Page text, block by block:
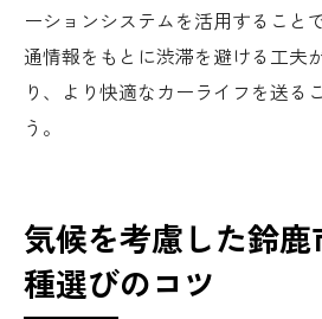
ーションシステムを活用すること
通情報をもとに渋滞を避ける工夫
り、より快適なカーライフを送る
う。
気候を考慮した鈴
種選びのコツ